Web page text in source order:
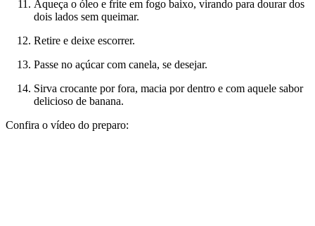
Aqueça o óleo e frite em fogo baixo, virando para dourar dos
dois lados sem queimar.
Retire e deixe escorrer.
Passe no açúcar com canela, se desejar.
Sirva crocante por fora, macia por dentro e com aquele sabor
delicioso de banana.
Confira o vídeo do preparo: